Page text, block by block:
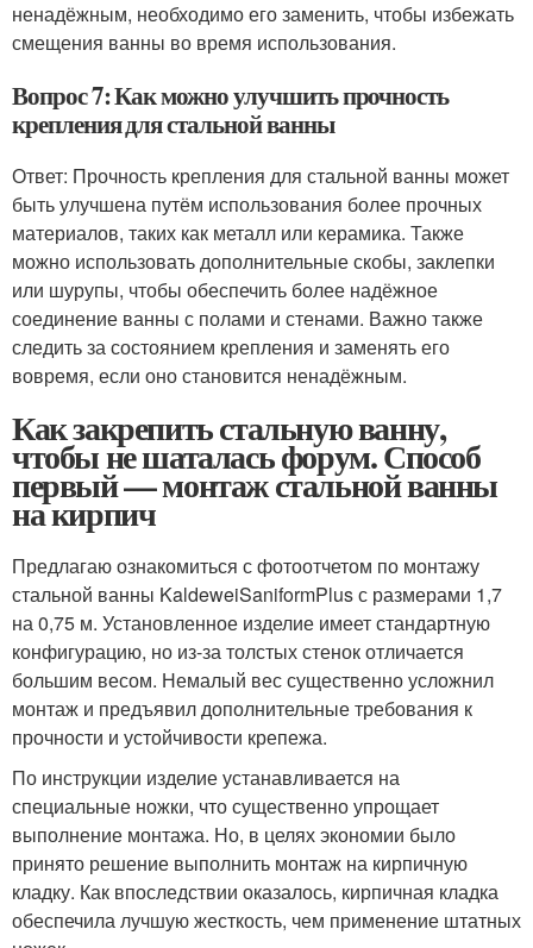
ненадёжным, необходимо его заменить, чтобы избежать
смещения ванны во время использования.
Вопрос 7: Как можно улучшить прочность
крепления для стальной ванны
Ответ: Прочность крепления для стальной ванны может
быть улучшена путём использования более прочных
материалов, таких как металл или керамика. Также
можно использовать дополнительные скобы, заклепки
или шурупы, чтобы обеспечить более надёжное
соединение ванны с полами и стенами. Важно также
следить за состоянием крепления и заменять его
вовремя, если оно становится ненадёжным.
Как закрепить стальную ванну,
чтобы не шаталась форум. Способ
первый — монтаж стальной ванны
на кирпич
Предлагаю ознакомиться с фотоотчетом по монтажу
стальной ванны KaldeweiSaniformPlus с размерами 1,7
на 0,75 м. Установленное изделие имеет стандартную
конфигурацию, но из-за толстых стенок отличается
большим весом. Немалый вес существенно усложнил
монтаж и предъявил дополнительные требования к
прочности и устойчивости крепежа.
По инструкции изделие устанавливается на
специальные ножки, что существенно упрощает
выполнение монтажа. Но, в целях экономии было
принято решение выполнить монтаж на кирпичную
кладку. Как впоследствии оказалось, кирпичная кладка
обеспечила лучшую жесткость, чем применение штатных